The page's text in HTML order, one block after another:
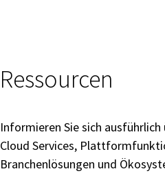
Ressourcen
Informieren Sie sich ausführlich
Cloud Services,
Branchenlösungen und